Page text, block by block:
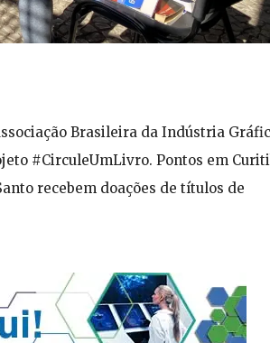
Brasileira da Indústria
#CirculeUmLivro. Pontos em
recebem doações de títulos de